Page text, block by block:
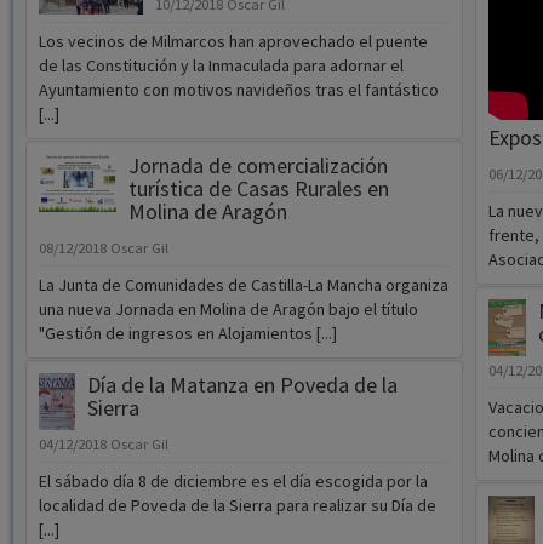
10/12/2018 Oscar Gil
Los vecinos de Milmarcos han aprovechado el puente
de las Constitución y la Inmaculada para adornar el
Ayuntamiento con motivos navideños tras el fantástico
[...]
Jornada de comercialización
turística de Casas Rurales en
Molina de Aragón
08/12/2018 Oscar Gil
La Junta de Comunidades de Castilla-La Mancha organiza
una nueva Jornada en Molina de Aragón bajo el título
"Gestión de ingresos en Alojamientos [...]
Día de la Matanza en Poveda de la
Sierra
04/12/2018 Oscar Gil
El sábado día 8 de diciembre es el día escogida por la
localidad de Poveda de la Sierra para realizar su Día de
[...]
06/12/
La
frente,
04/12/
Molina